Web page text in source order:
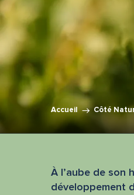
Accueil Côté
À l’aube de son
développement